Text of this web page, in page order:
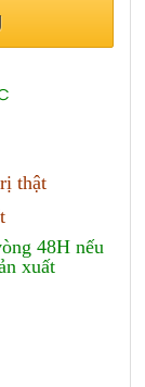
thật
48H nếu
xuất